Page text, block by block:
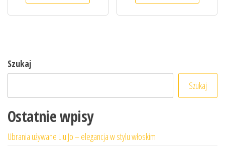
Szukaj
Szukaj
Ostatnie wpisy
Ubrania używane Liu Jo – elegancja w stylu włoskim